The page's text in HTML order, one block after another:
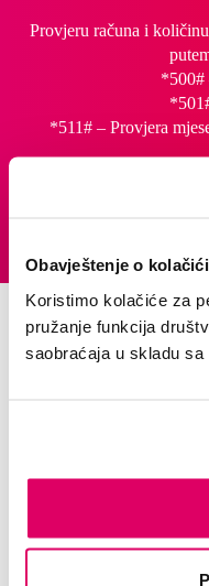
Obavještenje o
Koristimo kolačiće za
pružanje funkcija
saobraćaja u skladu sa
Provjeru računa i
*500#
*511# – Provjera